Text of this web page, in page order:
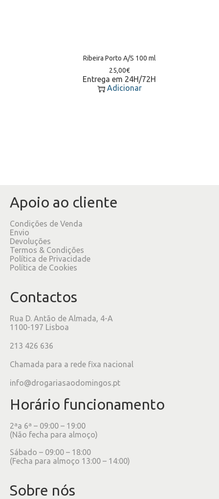
Ribeira Porto A/S 100 ml
25,00€
Entrega em 24H/72H
Adicionar
Apoio ao cliente
Condições de Venda
Envio
Devoluções
Termos & Condições
Política de Privacidade
Política de Cookies
Contactos
Rua D. Antão de Almada, 4-A
1100-197 Lisboa
213 426 636
Chamada para a rede fixa nacional
info@drogariasaodomingos.pt
Horário funcionamento
2ªa 6ª – 09:00 – 19:00
(Não fecha para almoço)
Sábado – 09:00 – 18:00
(Fecha para almoço 13:00 – 14:00)
Sobre nós